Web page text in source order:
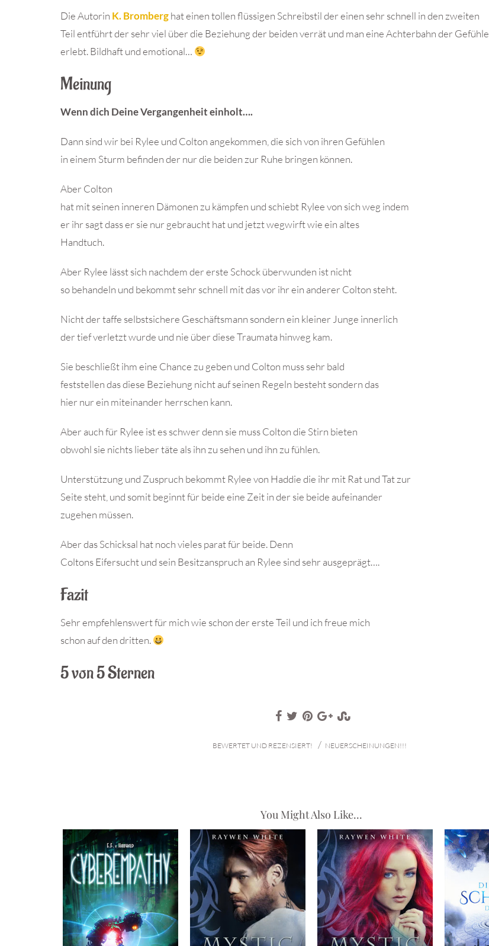
Die Autorin K. Bromberghat einen tollen flüssigen Schreibstil der einen sehr schnell in den zweiten
Teil entführt der sehr viel über die Beziehung der beiden verrät und man eine Achterbahn der Gefühle
erlebt. Bildhaft und emotional…
Meinung
Wenn dich Deine Vergangenheit einholt….
Dann sind wir bei Rylee und Colton angekommen, die sich von ihren Gefühlen
in einem Sturm befinden der nur die beiden zur Ruhe bringen können.
Aber Colton
hat mit seinen inneren Dämonen zu kämpfen und schiebt Rylee von sich weg indem
er ihr sagt dass er sie nur gebraucht hat und jetzt wegwirft wie ein altes
Handtuch.
Aber Rylee lässt sich nachdem der erste Schock überwunden ist nicht
so behandeln und bekommt sehr schnell mit das vor ihr ein anderer Colton steht.
Nicht der taffe selbstsichere Geschäftsmann sondern ein kleiner Junge innerlich
der tief verletzt wurde und nie über diese Traumata hinweg kam.
Sie beschließt ihm eine Chance zu geben und Colton muss sehr bald
feststellen das diese Beziehung nicht auf seinen Regeln besteht sondern das
hier nur ein miteinander herrschen kann.
Aber auch für Rylee ist es schwer denn sie muss Colton die Stirn bieten
obwohl sie nichts lieber täte als ihn zu sehen und ihn zu fühlen.
Unterstützung und Zuspruch bekommt Rylee von Haddie die ihr mit Rat und Tat zur
Seite steht, und somit beginnt für beide eine Zeit in der sie beide aufeinander
zugehen müssen.
Aber das Schicksal hat noch vieles parat für beide. Denn
Coltons Eifersucht und sein Besitzanspruch an Rylee sind sehr ausgeprägt….
Fazit
Sehr empfehlenswert für mich wie schon der erste Teil und ich freue mich
schon auf den dritten.
5 von 5 Sternen
BEWERTET UND REZENSIERT! / NEUERSCHEINUNGEN!!!
You Might Also Like...